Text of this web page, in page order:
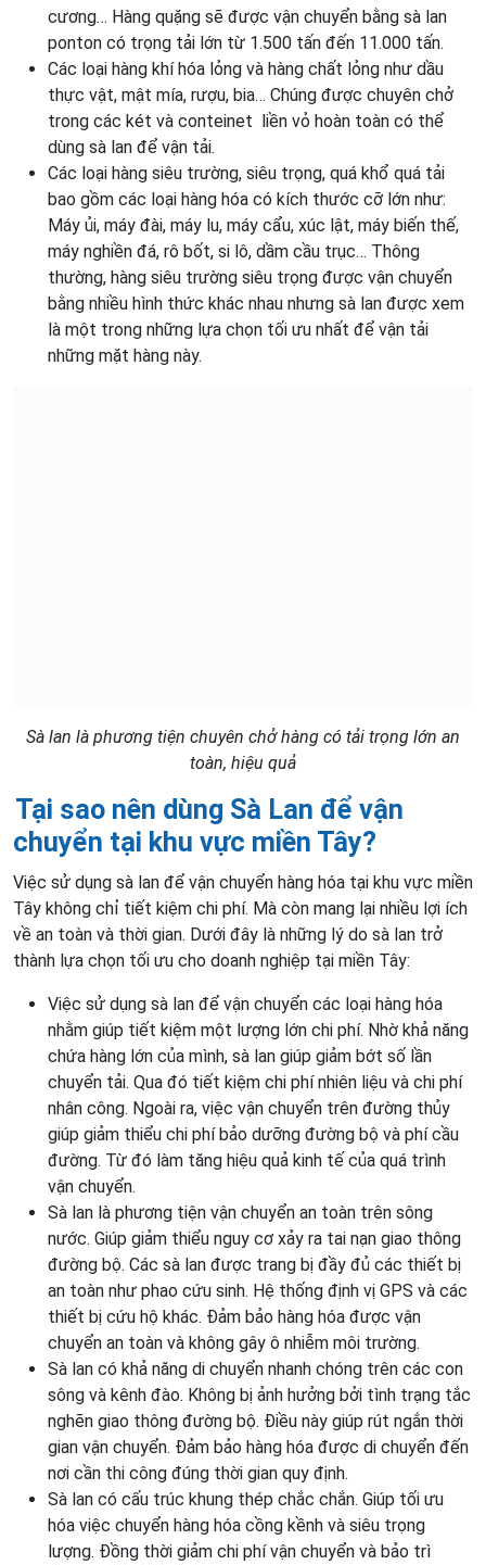
cương… Hàng quặng sẽ được vận chuyển bằng sà lan
ponton có trọng tải lớn từ 1.500 tấn đến 11.000 tấn.
Các loại hàng khí hóa lỏng và hàng chất lỏng như dầu
thực vật, mật mía, rượu, bia… Chúng được chuyên chở
trong các két và conteinet liền vỏ hoàn toàn có thể
dùng sà lan để vận tải.
Các loại hàng siêu trường, siêu trọng, quá khổ quá tải
bao gồm các loại hàng hóa có kích thước cỡ lớn như:
Máy ủi, máy đài, máy lu, máy cẩu, xúc lật, máy biến thế,
máy nghiền đá, rô bốt, si lô, dầm cầu trục… Thông
thường, hàng siêu trường siêu trọng được vận chuyển
bằng nhiều hình thức khác nhau nhưng sà lan được xem
là một trong những lựa chọn tối ưu nhất để vận tải
những mặt hàng này.
Sà lan là phương tiện chuyên chở hàng có tải trọng lớn an
toàn, hiệu quả
Tại sao nên dùng Sà Lan để vận
chuyển tại khu vực miền Tây?
Việc sử dụng sà lan để vận chuyển hàng hóa tại khu vực miền
Tây không chỉ tiết kiệm chi phí. Mà còn mang lại nhiều lợi ích
về an toàn và thời gian. Dưới đây là những lý do sà lan trở
thành lựa chọn tối ưu cho doanh nghiệp tại miền Tây:
Việc sử dụng sà lan để vận chuyển các loại hàng hóa
nhằm giúp tiết kiệm một lượng lớn chi phí. Nhờ khả năng
chứa hàng lớn của mình, sà lan giúp giảm bớt số lần
chuyển tải. Qua đó tiết kiệm chi phí nhiên liệu và chi phí
nhân công. Ngoài ra, việc vận chuyển trên đường thủy
giúp giảm thiểu chi phí bảo dưỡng đường bộ và phí cầu
đường. Từ đó làm tăng hiệu quả kinh tế của quá trình
vận chuyển.
Sà lan là phương tiện vận chuyển an toàn trên sông
nước. Giúp giảm thiểu nguy cơ xảy ra tai nạn giao thông
đường bộ. Các sà lan được trang bị đầy đủ các thiết bị
an toàn như phao cứu sinh. Hệ thống định vị GPS và các
thiết bị cứu hộ khác. Đảm bảo hàng hóa được vận
chuyển an toàn và không gây ô nhiễm môi trường.
Sà lan có khả năng di chuyển nhanh chóng trên các con
sông và kênh đào. Không bị ảnh hưởng bởi tình trạng tắc
nghẽn giao thông đường bộ. Điều này giúp rút ngắn thời
gian vận chuyển. Đảm bảo hàng hóa được di chuyển đến
nơi cần thi công đúng thời gian quy định.
Sà lan có cấu trúc khung thép chắc chắn. Giúp tối ưu
hóa việc chuyển hàng hóa cồng kềnh và siêu trọng
lượng. Đồng thời giảm chi phí vận chuyển và bảo trì